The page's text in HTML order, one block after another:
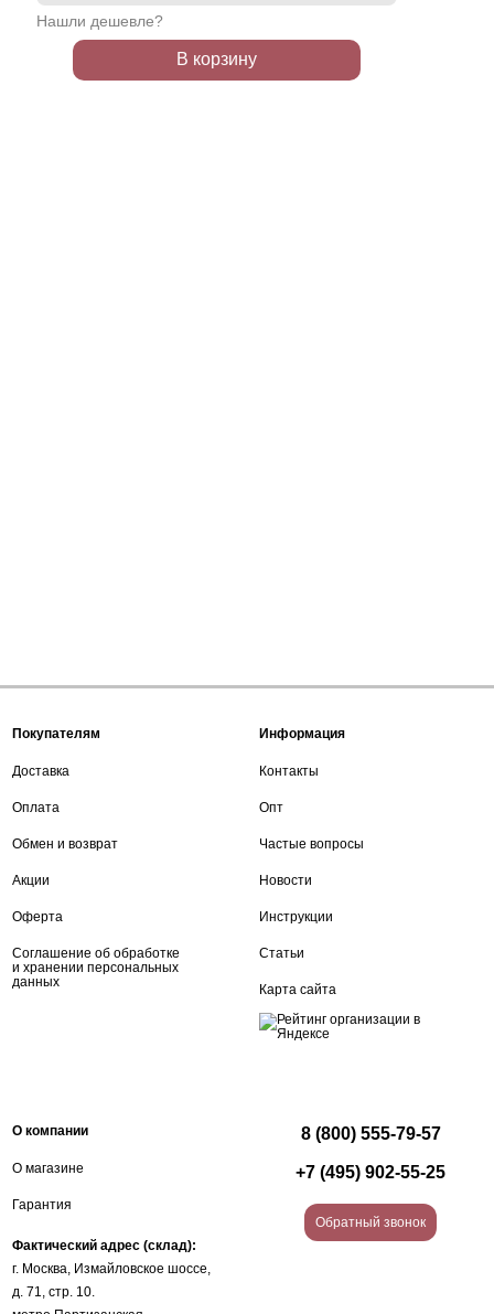
Нашли дешевле?
В корзину
Покупателям
Доставка
Оплата
Обмен и возврат
Акции
Оферта
Соглашение об обработке
и хранении персональных
данных
Информация
Контакты
Опт
Частые вопросы
Новости
Инструкции
Статьи
Карта сайта
О компании
О магазине
Гарантия
Фактический адрес (склад):
г. Москва, Измайловское шоссе,
д. 71, стр. 10.
8 (800) 555-79-57
+7 (495) 902-55-25
Обратный звонок